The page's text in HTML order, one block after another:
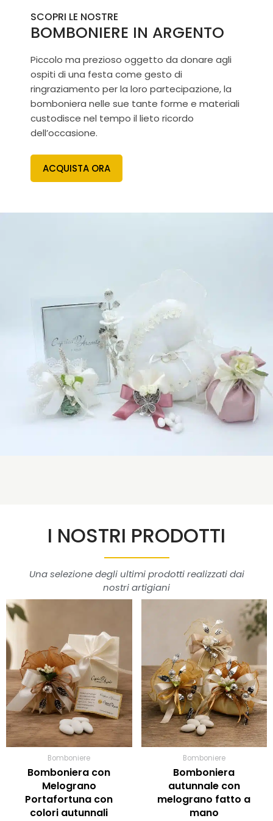
SCOPRI LE NOSTRE
BOMBONIERE IN ARGENTO
Piccolo ma prezioso oggetto da donare agli
ospiti di una festa come gesto di
ringraziamento per la loro partecipazione, la
bomboniera nelle sue tante forme e materiali
custodisce nel tempo il lieto ricordo
dell’occasione.
ACQUISTA ORA
I NOSTRI PRODOTTI
Una selezione degli ultimi prodotti realizzati dai
nostri artigiani
Bomboniere
Bomboniera con
Melograno
Portafortuna con
colori autunnali
prezzo:
da
9,00€
a
11,00€
ha
più
varianti.
Le
opzioni
possono
essere
scelte
nella
Bomboniere
Bomboniera
autunnale con
melograno fatto a
mano
di
da
a
Questo
ha
Le
opzioni
essere
scelte
nella